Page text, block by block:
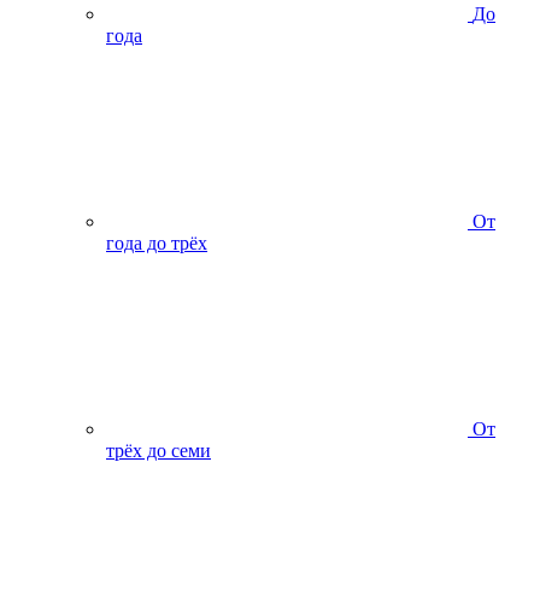
До
года
От
года до трёх
От
трёх до семи